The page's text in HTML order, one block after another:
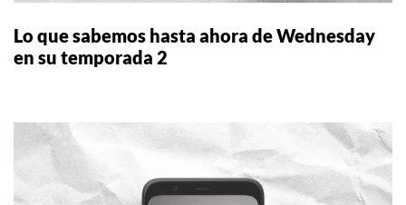
Lo que sabemos hasta ahora de Wednesday
en su temporada 2